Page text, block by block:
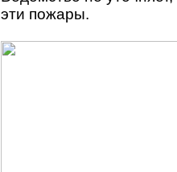
эти пожары.